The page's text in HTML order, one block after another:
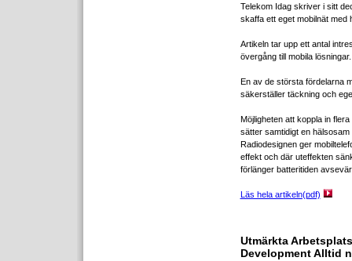
Telekom Idag skriver i sitt
skaffa ett eget mobilnät med
Artikeln tar upp ett antal
övergång till mobila lösningar.
En av de största fördelarna
säkerställer täckning och
Möjligheten att koppla in
sätter samtidigt en
Radiodesignen ger
effekt och där uteffekten
förlänger batteritiden
Läs hela artikeln(pdf)
Utmärkta
Development Alltid